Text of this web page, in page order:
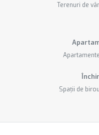
Terenuri de
Spații de